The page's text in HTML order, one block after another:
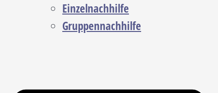
Einzelnachhilfe
Gruppennachhilfe